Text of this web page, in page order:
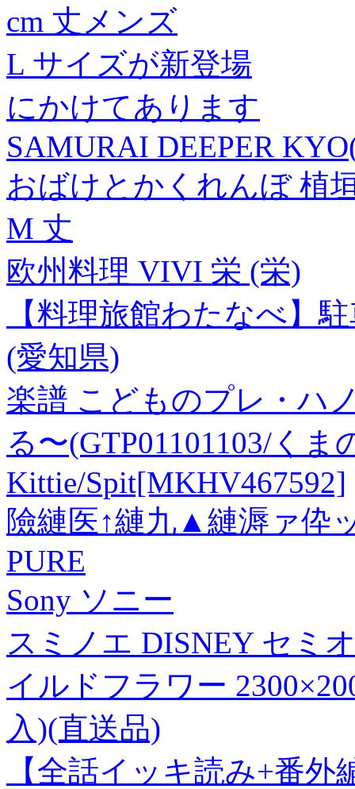
cm 丈メンズ
L サイズが新登場
にかけてあります
SAMURAI DEEPER
おばけとかくれんぼ 植
M 丈
欧州料理 VIVI 栄 (栄)
【料理旅館わたなべ】
(愛知県)
楽譜 こどものプレ・ハ
る〜(GTP01101103/く
Kittie/Spit[MKHV467592]
險縺医↑縺九▲縺溽ァ伜
PURE
Sony ソニー
スミノエ DISNEY セミ
イルドフラワー
入)(直送品)
【全話イッキ読み+番